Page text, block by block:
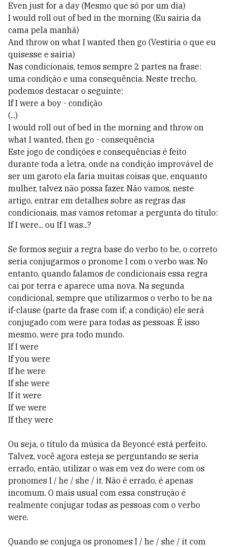
Even just for a day (Mesmo que só por um dia)
I would roll out of bed in the morning (Eu sairia da
cama pela manhã)
And throw on what I wanted then go (Vestiria o que eu
quisesse e sairia)
Nas condicionais, temos sempre 2 partes na frase:
uma condição e uma consequência. Neste trecho,
podemos destacar o seguinte:
If I were a boy - condição
(...)
I would roll out of bed in the morning and throw on
what I wanted, then go - consequência
Este jogo de condições e consequências é feito
durante toda a letra, onde na condição improvável de
ser um garoto ela faria muitas coisas que, enquanto
mulher, talvez não possa fazer. Não vamos, neste
artigo, entrar em detalhes sobre as regras das
condicionais, mas vamos retomar a pergunta do título:
If I were... ou If I was...?
Se formos seguir a regra base do verbo to be, o correto
seria conjugarmos o pronome I com o verbo was. No
entanto, quando falamos de condicionais essa regra
cai por terra e aparece uma nova. Na segunda
condicional, sempre que utilizarmos o verbo to be na
if-clause (parte da frase com if; a condição) ele será
conjugado com were para todas as pessoas. É isso
mesmo, were pra todo mundo.
If I were
If you were
If he were
If she were
If it were
If we were
If they were
Ou seja, o título da música da Beyoncé está perfeito.
Talvez, você agora esteja se perguntando se seria
errado, então, utilizar o was em vez do were com os
pronomes I / he / she / it. Não é errado, é apenas
incomum. O mais usual com essa construção é
realmente conjugar todas as pessoas com o verbo
were.
Quando se conjuga os pronomes I / he / she / it com